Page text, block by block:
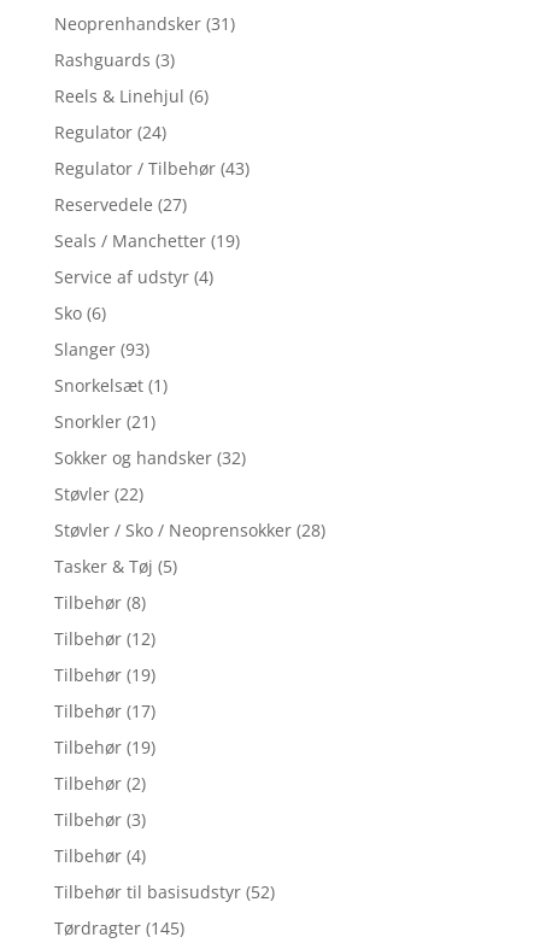
Neoprenhandsker (31)
Rashguards (3)
Reels & Linehjul (6)
Regulator (24)
Regulator / Tilbehør (43)
Reservedele (27)
Seals / Manchetter (19)
Service af udstyr (4)
Sko (6)
Slanger (93)
Snorkelsæt (1)
Snorkler (21)
Sokker og handsker (32)
Støvler (22)
Støvler / Sko / Neoprensokker (28)
Tasker & Tøj (5)
Tilbehør (8)
Tilbehør (12)
Tilbehør (19)
Tilbehør (17)
Tilbehør (19)
Tilbehør (2)
Tilbehør (3)
Tilbehør (4)
Tilbehør til basisudstyr (52)
Tørdragter (145)